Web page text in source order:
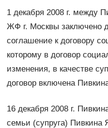
1 декабря 2008 г.
ЖФ г. Москвы заключено
соглашение к договору
которому в договор
изменения, в качестве
договор включена
16 декабря 2008 г.
семьи (супруга) Пивкина